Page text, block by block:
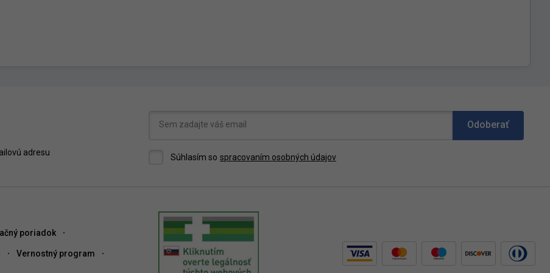
adresu
Odoberať
Súhlasím so spracovaním osobných údajov
poriadok
Vernostný program